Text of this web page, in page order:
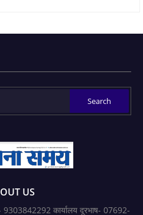
US
9303842292 कार्यालय दूरभाष- 07692-